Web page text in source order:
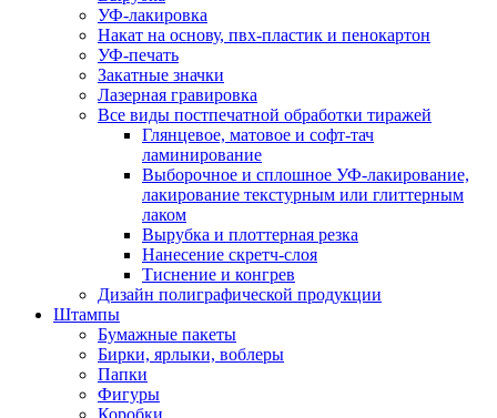
УФ-лакировка
Накат на основу, пвх-пластик и пенокартон
УФ-печать
Закатные значки
Лазерная гравировка
Все виды постпечатной обработки тиражей
Глянцевое, матовое и софт-тач
ламинирование
Выборочное и сплошное УФ-лакирование,
лакирование текстурным или глиттерным
лаком
Вырубка и плоттерная резка
Нанесение скретч-слоя
Тиснение и конгрев
Дизайн полиграфической продукции
Штампы
Бумажные пакеты
Бирки, ярлыки, воблеры
Папки
Фигуры